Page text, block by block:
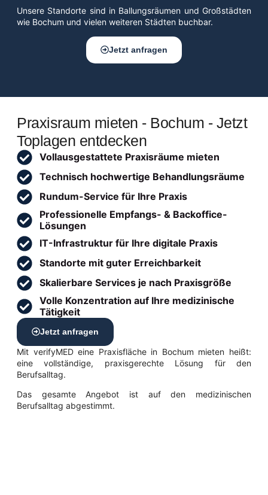
Unsere Standorte sind in Ballungsräumen und Großstädten
wie Bochum und vielen weiteren Städten buchbar.
Jetzt anfragen
Praxisraum mieten - Bochum - Jetzt
Toplagen entdecken
Vollausgestattete Praxisräume mieten
Technisch hochwertige Behandlungsräume
Rundum-Service für Ihre Praxis
Professionelle Empfangs- & Backoffice-
Lösungen
IT-Infrastruktur für Ihre digitale Praxis
Standorte mit guter Erreichbarkeit
Skalierbare Services je nach Praxisgröße
Volle Konzentration auf Ihre medizinische
Tätigkeit
Jetzt anfragen
Mit verifyMED eine Praxisfläche in Bochum mieten heißt:
eine vollständige, praxisgerechte Lösung für den
Berufsalltag.
Das gesamte Angebot ist auf den medizinischen
Berufsalltag abgestimmt.